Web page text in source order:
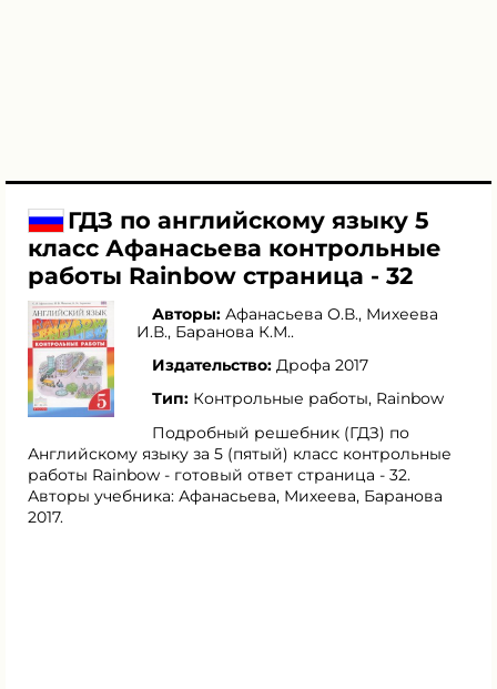
ГДЗ по английскому языку 5
класс Афанасьева контрольные
работы Rainbow страница - 32
Авторы: Афанасьева О.В., Михеева
И.В., Баранова К.М..
Издательство: Дрофа 2017
Тип: Контрольные работы, Rainbow
Подробный решебник (ГДЗ) по
Английскому языку за 5 (пятый) класс контрольные
работы Rainbow - готовый ответ страница - 32.
Авторы учебника: Афанасьева, Михеева, Баранова
2017.